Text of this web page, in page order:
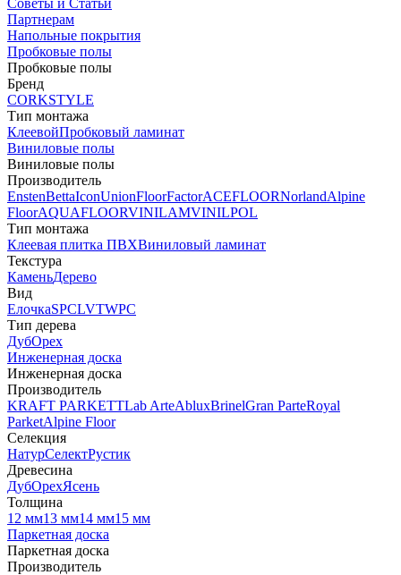
Советы и Статьи
Партнерам
Напольные покрытия
Пробковые полы
Пробковые полы
Бренд
CORKSTYLE
Тип монтажа
КлеевойПробковый ламинат
Виниловые полы
Виниловые полы
Производитель
EnstenBettaIconUnionFloorFactorACEFLOORNorlandAlpine
FloorAQUAFLOORVINILAMVINILPOL
Тип монтажа
Клеевая плитка ПВХВиниловый ламинат
Текстура
КаменьДерево
Вид
ЕлочкаSPCLVTWPC
Тип дерева
ДубОрех
Инженерная доска
Инженерная доска
Производитель
KRAFT PARKETTLab ArteAbluxBrinelGran ParteRoyal
ParketAlpine Floor
Селекция
НатурСелектРустик
Древесина
ДубОрехЯсень
Толщина
12 мм13 мм14 мм15 мм
Паркетная доска
Паркетная доска
Производитель